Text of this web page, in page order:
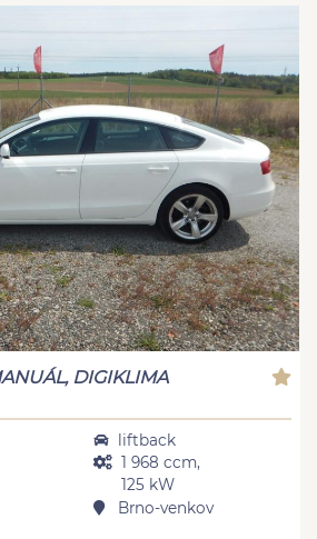
DIGIKLIMA
liftback
1 968 ccm,
125 kW
Brno-venkov